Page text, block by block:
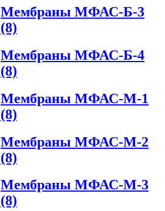
Мембраны МФАС-Б-3
(8)
Мембраны МФАС-Б-4
(8)
Мембраны МФАС-М-1
(8)
Мембраны МФАС-М-2
(8)
Мембраны МФАС-М-3
(8)